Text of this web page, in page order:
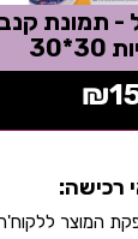
- תמונת
₪
רכישה: